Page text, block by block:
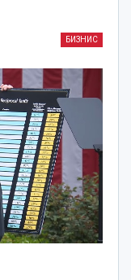
БИЗНИС